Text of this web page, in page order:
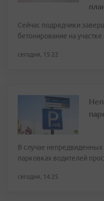
Сейчас подрядчики
бетонирование на
сегодня, 15:22
В случае
парковках водителей
сегодня, 14:25